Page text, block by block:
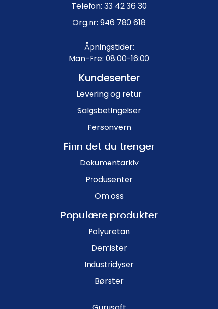
Telefon: 33 42 36 30
Org.nr: 946 780 618
Åpningstider:
Man-Fre: 08:00-16:00
Kundesenter
Levering og retur
Salgsbetingelser
Personvern
Finn det du trenger
Dokumentarkiv
Produsenter
Om oss
Populære produkter
Polyuretan
Demister
Industridyser
Børster